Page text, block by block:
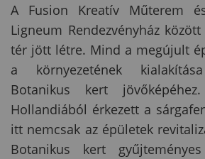
A Fusion Kreatív Műterem
Ligneum Rendezvényház
tér jött létre. Mind a megújult
a környezetének
Botanikus kert
Hollandiából érkezett a
itt nemcsak az épületek
Botanikus kert